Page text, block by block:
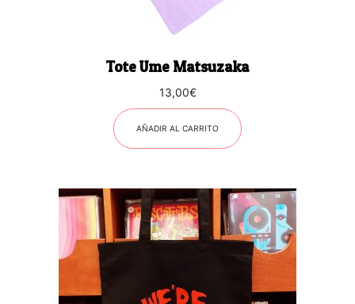
Tote Ume Matsuzaka
13,00€
AÑADIR AL CARRITO